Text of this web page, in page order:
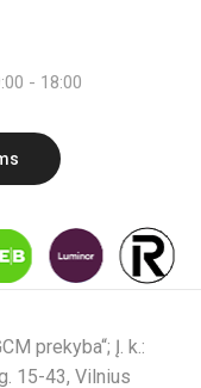
- 18:00
prekyba“; Į. k.:
15-43, Vilnius